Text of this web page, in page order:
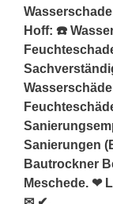
Hoff: ☎️
Sanierungen
Bautrockner
Meschede. ❤